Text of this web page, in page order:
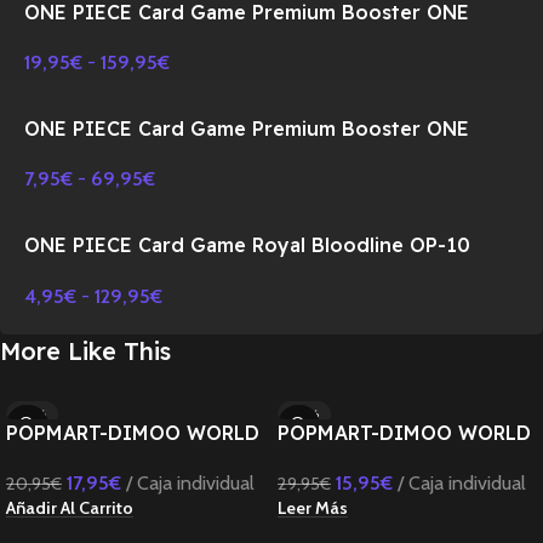
ONE PIECE Card Game Premium Booster ONE
19,95€ - 159,95€
ONE PIECE Card Game Premium Booster ONE
JAPONES
7,95€ - 69,95€
ONE PIECE Card Game Royal Bloodline OP-10
4,95€ - 129,95€
More Like This
-14%
POPMART-DIMOO WORLD
20,95€ 17,95€ Caja individual
Añadir Al Carrito
-47%
SOLD OUT
POPMART-DIMOO WORLD
Magnet Blind Box
29,95€ 15,95€ Caja individual
Leer Más